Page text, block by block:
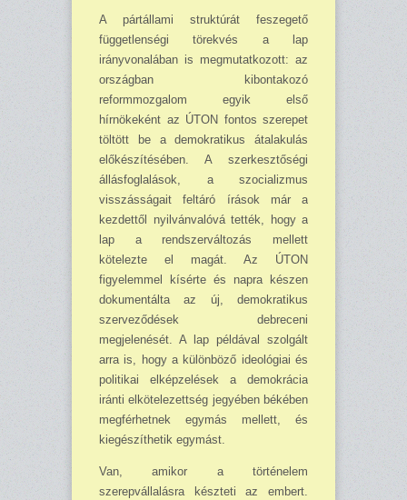
A pártállami struktúrát feszegető
függetlenségi törekvés a lap
irányvonalában is megmutatkozott: az
országban kibontakozó
reformmozgalom egyik első
hírnökeként az ÚTON fontos szerepet
töltött be a demokratikus átalakulás
előkészítésében. A szerkesztőségi
állásfoglalások, a szocializmus
visszásságait feltáró írások már a
kezdettől nyilvánvalóvá tették, hogy a
lap a rendszerváltozás mellett
kötelezte el magát. Az ÚTON
figyelemmel kísérte és napra készen
dokumentálta az új, demokratikus
szerveződések debreceni
megjelenését. A lap példával szolgált
arra is, hogy a különböző ideológiai és
politikai elképzelések a demokrácia
iránti elkötelezettség jegyében békében
megférhetnek egymás mellett, és
kiegészíthetik egymást.
Van, amikor a történelem
szerepvállalásra készteti az embert.